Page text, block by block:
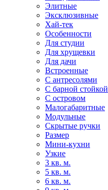
Элитные
Эксклюзивные
Хай-тек
Особенности
Для студии
Для хрущевки
Для дачи
Встроенные
С антресолями
С барной стойкой
С островом
Малогабаритные
Модульные
Скрытые ручки
Размер
Мини-кухни
Узкие
3 кв. м.
5 кв. м.
6 кв. м.